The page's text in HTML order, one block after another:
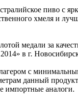
пиво с
хмеля и
медали за
в г.
с
данный
импортные аналоги.